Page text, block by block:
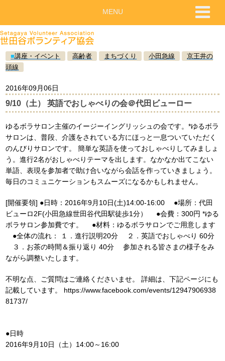
■講座・イベント 高齢者 まちづくり 小田急線
京王井の
頭線
2016年09月06日
9/10（土） 英語でおしゃべりの会＠代田ビューロー
ゆるボラサロン主催のイージーイングリッシュの会です。*ゆるボラ
サロンは、普段、介護をされている方にほっと一息ついていただく
のんびりサロンです。 簡単な英語を使っておしゃべりしてみましょ
う。進行2名がおしゃべりテーマを出します。なかなか出てこない
単語、表現を参加者で助け合いながら会話を作っていきましょう。
毎日のコミュニケーションもスムーズになるかもしれません。
[開催要領] ●日時：2016年9月10日(土)14:00-16:00 ●場所：代田
ビューロ2F(小田急線世田谷代田駅徒歩1分） ●会費：300円 *ゆる
ボラサロン参加費です。 ●材料：ゆるボラサロンでご用意します
●全体の流れ： １．進行説明20分 ２．英語でおしゃべり 60分
３．お茶の時間＆振り返り 40分 参加される皆さまの様子をみ
ながら調整いたします。
不明な点、ご質問はご連絡くださいませ。 詳細は、下記ページにも
記載しています。 https://www.facebook.com/events/12947906938
81737/
●日時
2016年9月10日（土）14:00～16:00
MENU